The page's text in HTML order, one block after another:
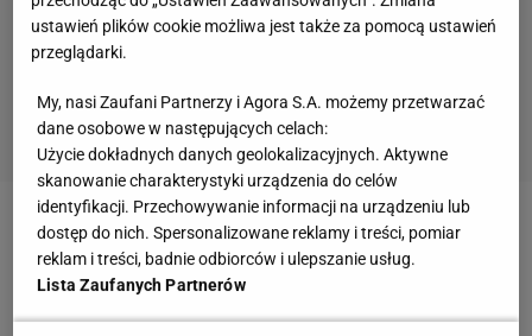
Zobacz wideoIvana Knoll nie mogła wyjść ze
stadionu. Policja i ochroniarze w akcji. "Szaleństwo"
ustawień plików cookie możliwa jest także za pomocą ustawień
przeglądarki.
My, nasi Zaufani Partnerzy i Agora S.A. możemy przetwarzać
dane osobowe w następujących celach:
Użycie dokładnych danych geolokalizacyjnych. Aktywne
skanowanie charakterystyki urządzenia do celów
identyfikacji. Przechowywanie informacji na urządzeniu lub
dostęp do nich. Spersonalizowane reklamy i treści, pomiar
reklam i treści, badnie odbiorców i ulepszanie usług.
Lista Zaufanych Partnerów